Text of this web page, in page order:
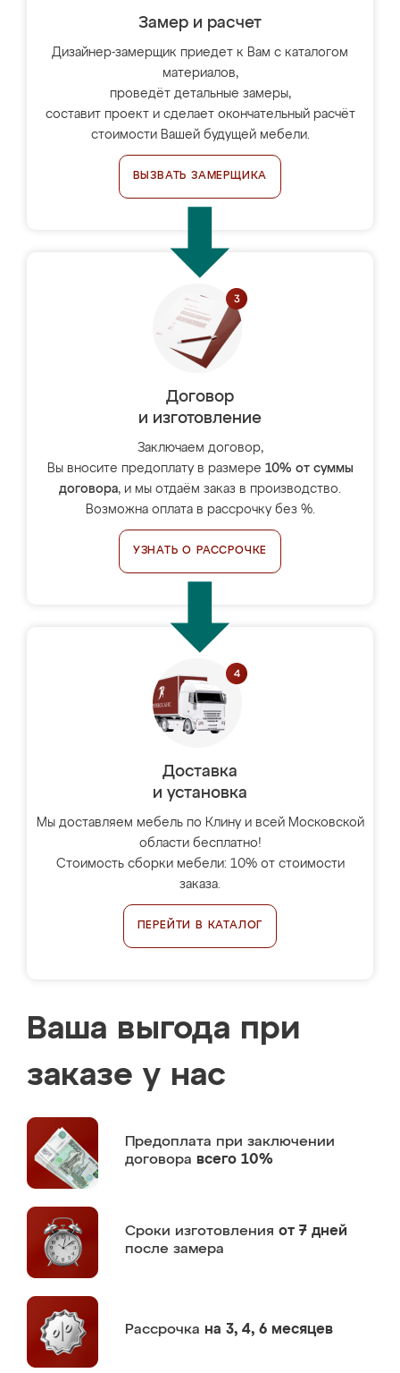
Замер и расчет
Дизайнер-замерщик приедет к Вам с каталогом
материалов,
проведёт детальные замеры,
составит проект и сделает окончательный расчёт
стоимости Вашей будущей мебели.
ВЫЗВАТЬ ЗАМЕРЩИКА
Договор
и изготовление
Заключаем договор,
Вы вносите предоплату в размере 10% от суммы
договора, и мы отдаём заказ в производство.
Возможна оплата в рассрочку без %.
УЗНАТЬ О РАССРОЧКЕ
Доставка
и установка
Мы доставляем мебель по Клину и всей Московской
области бесплатно!
Стоимость сборки мебели: 10% от стоимости
заказа.
ПЕРЕЙТИ В КАТАЛОГ
Ваша выгода при
заказе у нас
Предоплата при заключении
договора всего 10%
Сроки изготовления от 7 дней
после замера
Рассрочка на 3, 4, 6 месяцев